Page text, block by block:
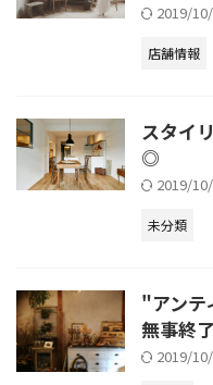
2019/
店舗情報
スタイ
◎
2019/
未分類
"アンテ
無事終
2019/